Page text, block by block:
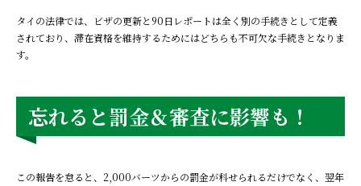
タイの法律では、ビザの更新と90日レポートは全く別の手続きとして定義
されており、滞在資格を維持するためにはどちらも不可欠な手続きとなりま
す。
忘れると罰金＆審査に影響も！
この報告を怠ると、2,000バーツからの罰金が科せられるだけでなく、翌年